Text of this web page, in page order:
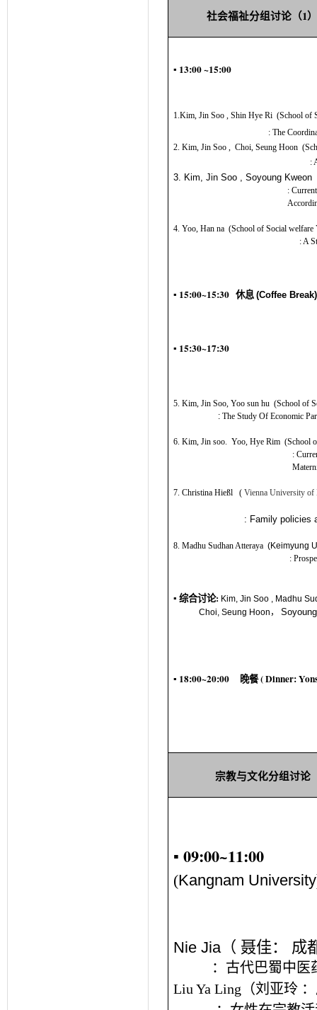
社会福祉分组讨论（1
▪ 13:00 ~15:00
1.Kim, Jin Soo , Shin Hye Ri (School of
: The
2.Kim, Jin Soo, Choi, Seung Hoon (
:
3. Kim, Jin Soo , Soyoung Kweon
:
4.Yoo, Han na (School of Social welfare
:A
▪ 15:00~15:30 休息(Coffee Break)
▪ 15:30~17:30
5.Kim, Jin Soo, Yoo sun hu (School of
:The Study Of Economic
6.Kim, Jin soo. Yoo, Hye Rim (School
:
7.Christina Hießl ( Vienna University
: Family policies
8.Madhu Sudhan Atteraya (Keimyung
:
▪ 综合讨论: Kim, Jin Soo , Madhu
Choi, Seung Hoon ，
▪ 18:00~20:00 晚餐(Dinner:
宗教与文化分组讨论
▪ 09:00~11:00
(Kangnam
Nie Jia（ 聂佳： 成
：古代巴蜀中医
Liu Ya Ling （刘亚玲